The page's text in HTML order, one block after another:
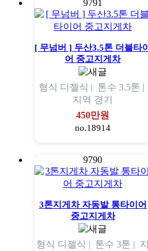
9791
[ 무넘버 ] 두산3.5톤 더블타이
어 중고지게차
형식 디젤식 | 톤수 3.5톤 |
지역 경기
450만원
no.18914
9790
3톤지게차 자동발 통타이어
중고지게차
형식 디젤식 | 톤수 3톤 | 지